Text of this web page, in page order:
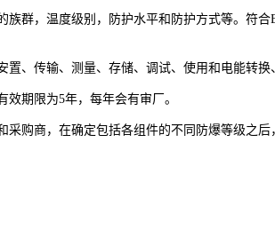
群，温度级别，防护水平和防护方式等。符
、传输、测量、存储、调试、使用和电能转换
期限为5年，每年会有审厂。
购商，在确定包括各组件的不同防爆等级之后